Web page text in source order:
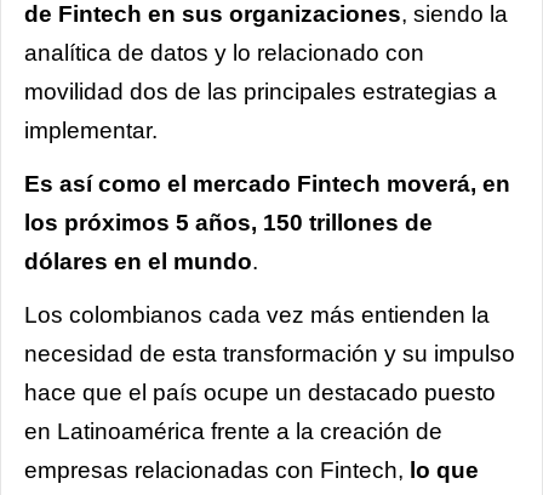
de Fintech en sus organizaciones, siendo la
analítica de datos y lo relacionado con
movilidad dos de las principales estrategias a
implementar.
Es así como el mercado Fintech moverá, en
los próximos 5 años, 150 trillones de
dólares en el mundo.
Los colombianos cada vez más entienden la
necesidad de esta transformación y su impulso
hace que el país ocupe un destacado puesto
en Latinoamérica frente a la creación de
empresas relacionadas con Fintech, lo que